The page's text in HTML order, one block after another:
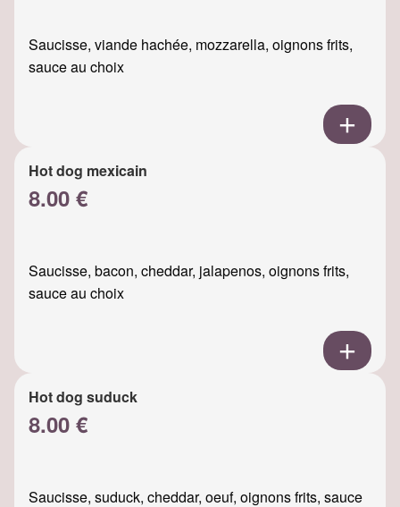
Saucisse, viande hachée, mozzarella, oignons frits,
sauce au choix
Hot dog mexicain
8.00 €
Saucisse, bacon, cheddar, jalapenos, oignons frits,
sauce au choix
Hot dog suduck
8.00 €
Saucisse, suduck, cheddar, oeuf, oignons frits, sauce